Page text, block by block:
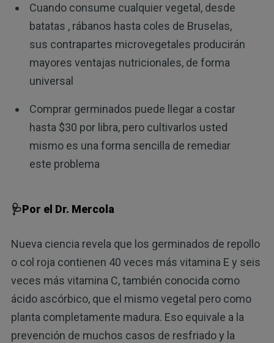
Cuando consume cualquier vegetal, desde
batatas , rábanos hasta coles de Bruselas,
sus contrapartes microvegetales producirán
mayores ventajas nutricionales, de forma
universal
Comprar germinados puede llegar a costar
hasta $30 por libra, pero cultivarlos usted
mismo es una forma sencilla de remediar
este problema
🩺Por el Dr. Mercola
Nueva ciencia revela que los germinados de repollo
o col roja contienen 40 veces más vitamina E y seis
veces más vitamina C, también conocida como
ácido ascórbico, que el mismo vegetal pero como
planta completamente madura. Eso equivale a la
prevención de muchos casos de resfriado y la